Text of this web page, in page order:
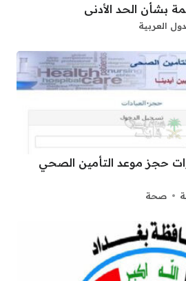
بشأن الحد الأدنى
العربية
حجز موعد التأمين الصحي
صحة